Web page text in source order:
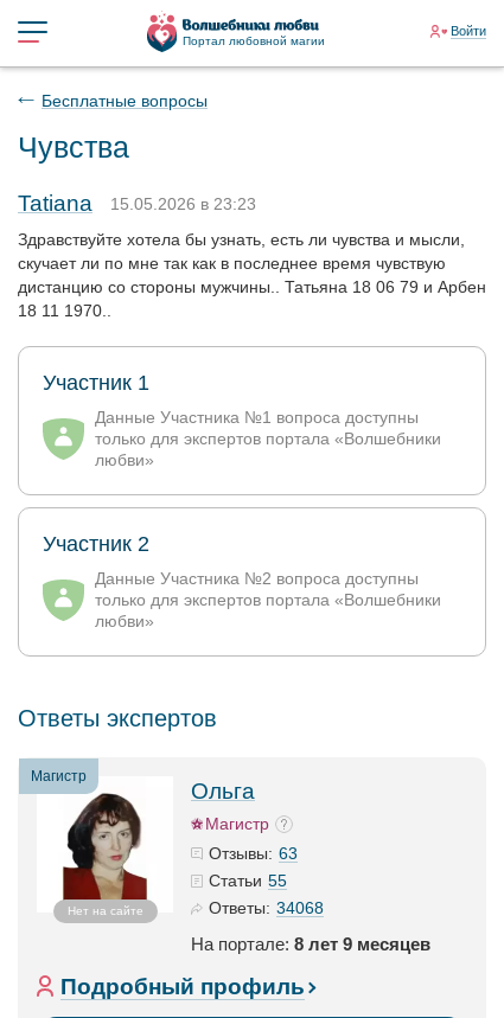
Портал любовной магии
Войти
Бесплатные вопросы
Чувства
Tatiana
15.05.2026 в 23:23
Здравствуйте хотела бы узнать, есть ли чувства и мысли,
скучает ли по мне так как в последнее время чувствую
дистанцию со стороны мужчины.. Татьяна 18 06 79 и Арбен
18 11 1970..
Участник 1
Данные Участника №1 вопроса доступны
только для экспертов портала «Волшебники
любви»
Участник 2
Данные Участника №2 вопроса доступны
только для экспертов портала «Волшебники
любви»
Ответы экспертов
Магистр
Нет на сайте
Ольга
Магистр
Отзывы: 63
Статьи 55
Ответы: 34068
На портале: 8 лет 9 месяцев
Подробный профиль